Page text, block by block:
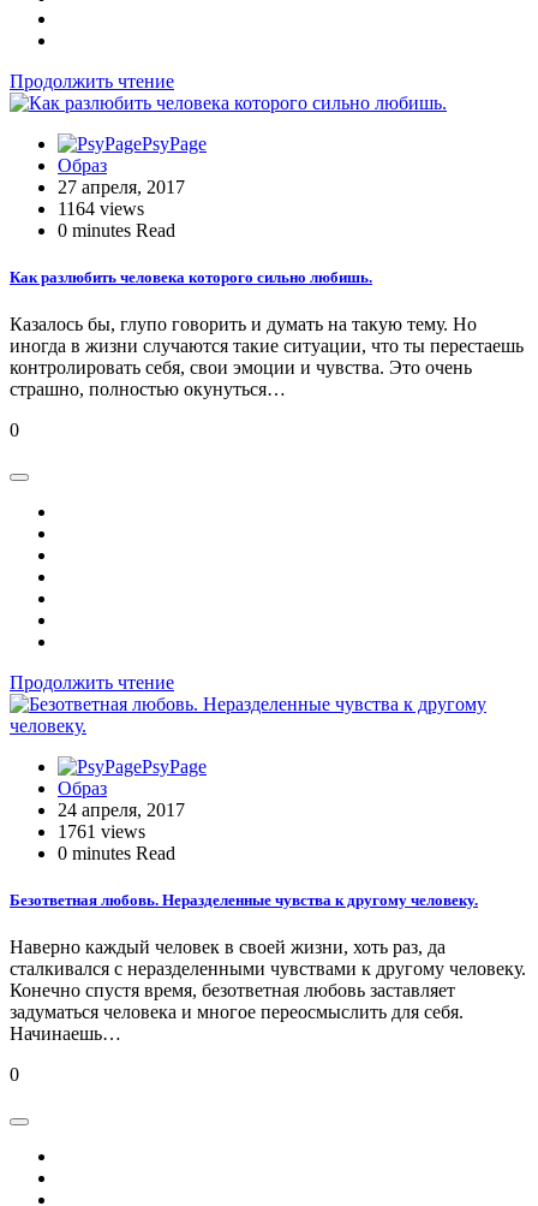
Продолжить чтение
PsyPage
Образ
27 апреля, 2017
1164 views
0 minutes Read
Как разлюбить человека которого сильно любишь.
Казалось бы, глупо говорить и думать на такую тему. Но
иногда в жизни случаются такие ситуации, что ты перестаешь
контролировать себя, свои эмоции и чувства. Это очень
страшно, полностью окунуться…
0
Продолжить чтение
PsyPage
Образ
24 апреля, 2017
1761 views
0 minutes Read
Безответная любовь. Неразделенные чувства к другому человеку.
Наверно каждый человек в своей жизни, хоть раз, да
сталкивался с неразделенными чувствами к другому человеку.
Конечно спустя время, безответная любовь заставляет
задуматься человека и многое переосмыслить для себя.
Начинаешь…
0